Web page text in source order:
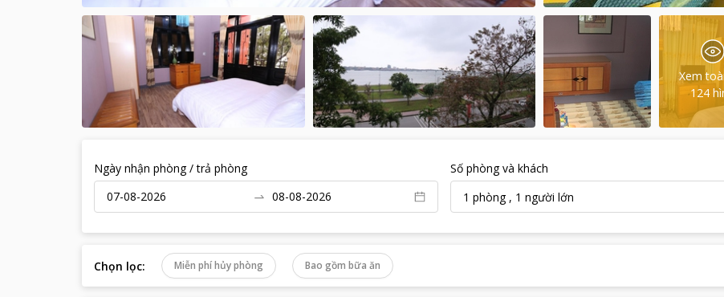
Xem
124
Ngày nhận phòng / trả phòng
Số phòng và khách
1 phòng, 1 người lớn
Chọn lọc: Miễn phí hủy phòng Bao gồm bữa ăn